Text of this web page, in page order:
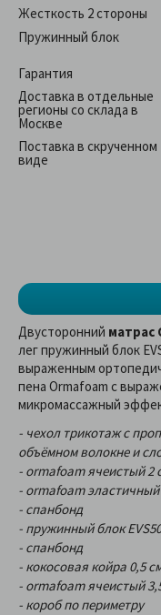
Жесткость 2 стороны
Пружинный блок
Гарантия
Доставка в отдельные
регионы со склада в
Москве
Поставка в скрученном
виде
Двусторонний матрас
лег пружинный блок
выраженным
пена Ormafoam с
микромассажный
- чехол трикотаж с
объёмном волокне и
- ormafoam ячеистый 2
- ormafoam эластичный
- спанбонд
- пружинный блок
- спанбонд
- кокосовая койра 0,5
- ormafoam ячеистый
- короб по периметру